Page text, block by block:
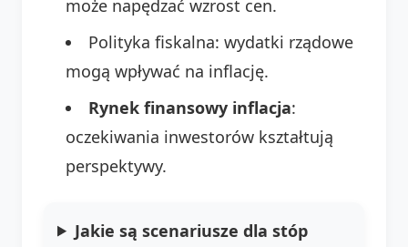
może napędzać wzrost cen.
Polityka fiskalna: wydatki rządowe
mogą wpływać na inflację.
Rynek finansowy inflacja:
oczekiwania inwestorów kształtują
perspektywy.
Jakie są scenariusze dla stóp